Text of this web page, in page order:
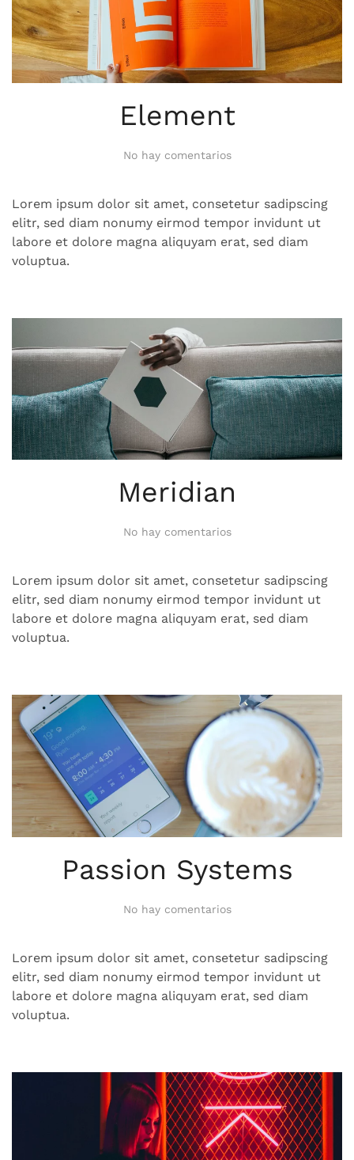
Element
No hay comentariosen
Lorem ipsum dolor sit amet, consetetur sadipscing
elitr, sed diam nonumy eirmod tempor invidunt ut
labore et dolore magna aliquyam erat, sed diam
voluptua.
Meridian
No hay comentariosen
Lorem ipsum dolor sit amet, consetetur sadipscing
elitr, sed diam nonumy eirmod tempor invidunt ut
labore et dolore magna aliquyam erat, sed diam
voluptua.
Passion Systems
No hay comentariosen
Lorem ipsum dolor sit amet, consetetur sadipscing
elitr, sed diam nonumy eirmod tempor invidunt ut
labore et dolore magna aliquyam erat, sed diam
voluptua.